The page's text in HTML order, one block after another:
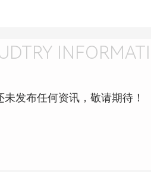
未发布任何资讯，敬请期待！